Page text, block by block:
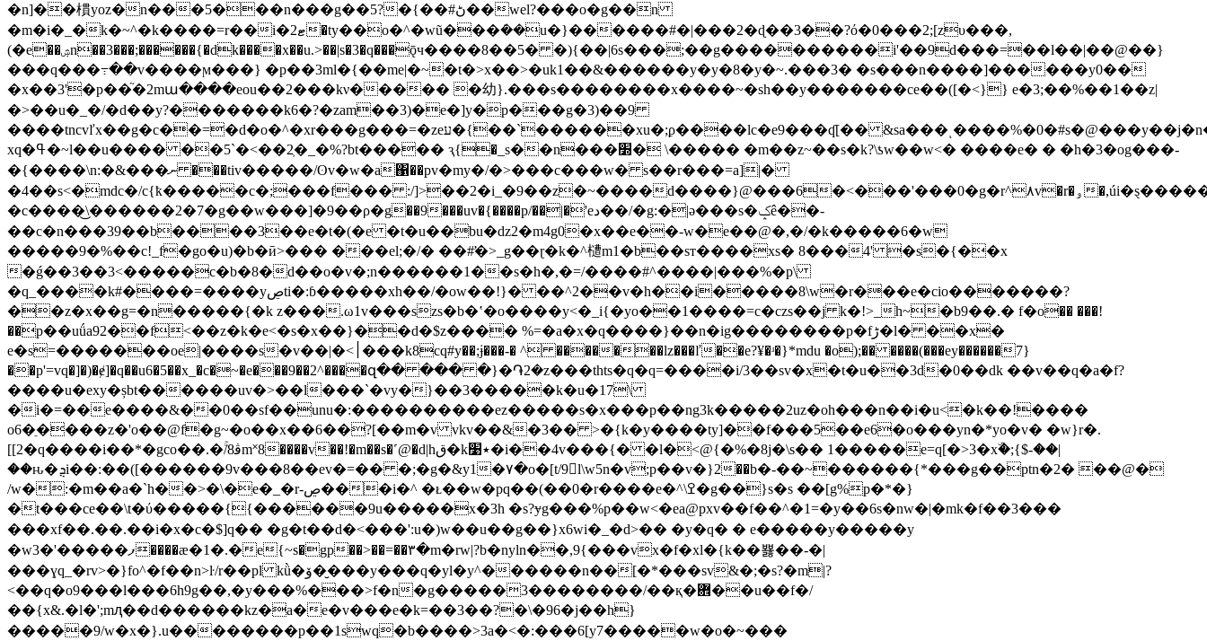
�n]��樌yoz�n���5���n���g��5?�{��#ڻ��wel?���o�g��n
�m�i�_�k�~^�k����=r��i�2ޓ�ty��o�^�wũ���ܿ��u�}������#�|���2�ɖ��3��?ό�0���2;[zυ���,
(�e��ۺn��3���;������{�dk����x��u.>��|s�3�q���ǭч����8��5� �){��|6s���;��g����������i'��9d���=��l��|��@��}
���q���߹��v����ϻ���} �p��3ml�{��me|�~�t�>x��>�uk1��&������y�y�8�y�~.���3� �s���n����]������y0��
�x��3'�p��֘�2mա����eou��2���kν����� �幼}.���s��������x����~�sh��y�������ce��([�<}} e�3;��%��1��z|
�>��u�_�/�d��y?�������k6�?�zam��3)�e�]y�p���g�3)��9
����tncvľx��g�c��=�d�o�^�xr���g���=�zeע�{��`������xu�;ϼ����lc�e9���ʠ[�� &sa���ͺ����%�0�#s�@���y��j�n�k�m���ѿ(&��2���$���pes!c��e��?r�zi���sw�?
xq�ߟ�~l��u���� ��5`�<��2̹�_�%?bt����� ԇ{�_s��n���׽� \����� �m��z~��s�k?\ƾw��w<� ����e� � �h�3�og���-
�{����\n:�&���ނ ���tiv�����/ʘv�w�a΁��pv�my�/�>���c���w� s��r���=a]|�
�4��s<�mdc�/c{ҟ�����c�;���f��� :/]>��2�i_�9��z�~����d����}@���6�<���'���0�g�r^۸v�r�ۅ�,úi�ȿ�����|
�c����͜\������2�7�g��w���]�9��ρ�g��9���uv�{����p/��|�'eد��/�g:�|ǝ���s�ݤê��-
��c�n���39��b����3��e�t�(�e �t�u��bu�ǳ2�m4g0�x��e��-w�e��@�,�/�k�����6�w
�����9�%��c!_f�go�u)�b�ӣ>��� ���el;�/� ��#̛�>_g��ɽ�k�^㯾m1�b��sт����xs� 8���4' �s�{��x
�ǵ��3��3<�����c�b�8�d��o�v�;n������1��s�h�,�=/����#^����|���%�p\
�q_����k#����=����yڝti�:ɓ�����xh��/�ow��!}� ��^2��v�h��i�����8\w�r���e�cio�������?
��z�x��g=�n�����{�k z���.ω1v���szs�b�ʽ�o����y<�_i{�yo��1����=c�czs��j k�!>_h~�b9��.� f�ο�� ���!
��p��uǘa92��f<��z�k�e˂�s�x��}��d�$z���� %=�a�x�q����}��n�ig��������p�fڑ�l� ��x�
e�s=�������oe|����s�v��|�<׀���k8cq#y��;ɉ���-� ^ �������lz���ľ��e?¥�ʴ�}*mdu �o);�� ����(���ey������7}
��p'=vq�]�)�ɇ]�q��u6�5��x_�c�~�e���9��2^����զ�� ��� �}�֏2�z���thts�q�q=����i/3��sv�x�t�u��3d�0��dk ��v��q�a�f?
����u�exy�șbt������uv�>��l���`�vy�}��3�����k�u�17\
�i�=��e����&��0��sf��unu�:����������ez�����s�x���p��ng3k�����2uz�oh���n��i�u<�k��!����
o6�ֵ����z�'o��@f�g~�o��x��6��?[��m�v vkv��&�3�� >�{k�y����ty]��f���5��e6�o���yn�*yo�v� �w}r�.
[[2�q����i��*�gco��.�ۚ/8ﭬm˟8����v��!�m��s�˹@�d|hق�k٭׹�i��4v���{� �l�<@{�%�8j�\s�� 1�����e=q[�>3�xۜ�;{$-��|
��ԋ�ܯi��:��([������9v���8��ev�=�� �;�g�&y1�٧�o�[t/9l\w5n�v;p��v�}2��b�-��~������{*���g��ptn�2� ��@�
/w�:�m��a�`h��>�\�e�_�r-ڝ���i�^ �ᴌ��w�pq��(��0�r����e�^\ߐ�g��}s�s ��[g%p�*�}
�t���ce��\t�ύ�����{{������9u�����x�3h �s?ɏg���%p��w<�еa@pxv��f��^�1=�y��6s�nw�|�mk�f��3���
���xf�️�.��.��i�x�c�$]q�� �g�t��d�<���':u�)w��u��g��}x6wi�_�d>�� �y�q� � e�����y�����y
�w3�'�����ފ����ӕ�1�.�e{~s�gp��>��=��۳�m�rw|?b�nyln��,9{���vx�f�xl�{k��뾿��- �|
���ɣq_�rv>�}fo^�f��n>ŀ/r��pl kǜ�ۆ��̮��y���q�yl�y^������n��[�*���sv&�;�s?�m|?
<��q�o9���l���6h9g��,�y���%���>f�n�g�����3��������/��қ�܎��u��f�/
��{x&.�l�';mԯ��d������kz�a�e�v���e�k=��3��?�\�96�j��h}
�����9/w�x�}.u��������p��1swq�b����>3a�<�:���6[y7�����w�o�~���